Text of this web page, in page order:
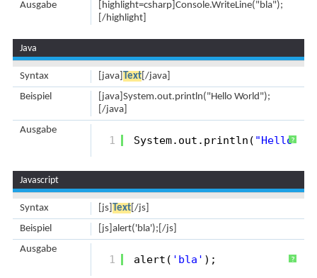
[highlight=csharp]Console.WriteLine("bla");
[/highlight]
Ausgabe
Java
[java] Text[/java]
Syntax
[java]System.out.println("Hello World");
[/java]
Beispiel
?
1 System.out.println( "Hello
Ausgabe
Javascript
[js] Text[/js]
Syntax
[js]alert('bla');[/js]
Beispiel
?
1 alert( 'bla' );
Ausgabe